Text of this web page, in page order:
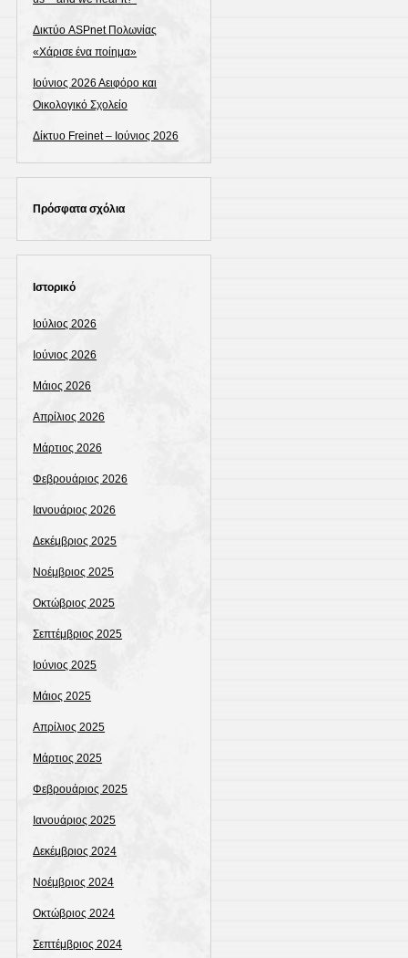
Δικτύο ASPnet Πολωνίας
«Χάρισε ένα ποίημα»
Ιούνιος 2026 Αειφόρο και
Οικολογικό Σχολείο
Δίκτυο Freinet – Ιούνιος 2026
Πρόσφατα σχόλια
Ιστορικό
Ιούλιος 2026
Ιούνιος 2026
Μάιος 2026
Απρίλιος 2026
Μάρτιος 2026
Φεβρουάριος 2026
Ιανουάριος 2026
Δεκέμβριος 2025
Νοέμβριος 2025
Οκτώβριος 2025
Σεπτέμβριος 2025
Ιούνιος 2025
Μάιος 2025
Απρίλιος 2025
Μάρτιος 2025
Φεβρουάριος 2025
Ιανουάριος 2025
Δεκέμβριος 2024
Νοέμβριος 2024
Οκτώβριος 2024
Σεπτέμβριος 2024